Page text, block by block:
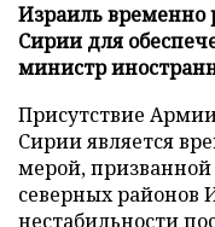
Израиль временно
Сирии для
министр
Присутствие
Сирии является
мерой, призванной
северных районов
нестабильности